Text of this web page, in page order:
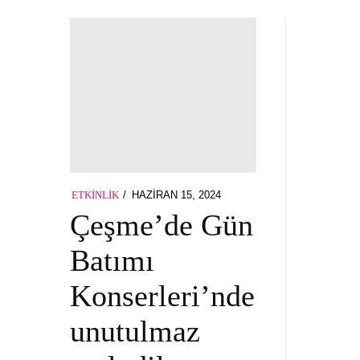
ETKINLIK
POSTED
HAZIRAN 15, 2024
15,
2024
Çeşme’de Gün
Batımı
Konserleri’nde
unutulmaz